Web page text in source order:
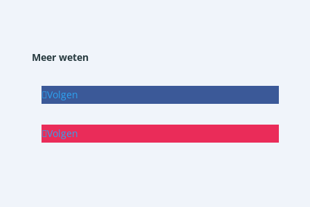
Meer weten
Volgen
Volgen